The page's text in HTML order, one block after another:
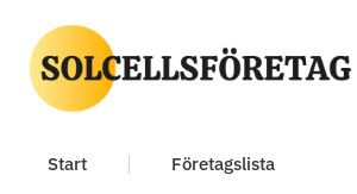
Start Företagslista